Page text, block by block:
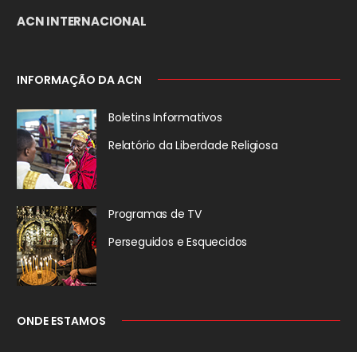
ACN INTERNACIONAL
INFORMAÇÃO DA ACN
Boletins Informativos
Relatório da Liberdade Religiosa
Programas de TV
Perseguidos e Esquecidos
ONDE ESTAMOS